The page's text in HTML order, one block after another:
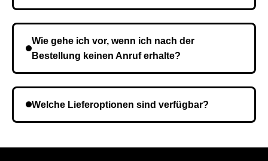
Wie gehe ich vor, wenn ich nach der
Bestellung keinen Anruf erhalte?
und wiederholen Sie gegebenenfalls die Bestellung.
Welche Lieferoptionen sind verfügbar?
Liefermethode wählen, die am besten zu Ihnen